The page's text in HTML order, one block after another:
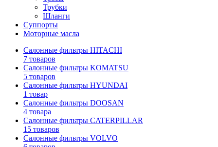
Трубки
Шланги
Суппорты
Моторные масла
Салонные фильтры HITACHI
7 товаров
Салонные фильтры KOMATSU
5 товаров
Салонные фильтры HYUNDAI
1 товар
Салонные фильтры DOOSAN
4 товара
Салонные фильтры CATERPILLAR
15 товаров
Салонные фильтры VOLVO